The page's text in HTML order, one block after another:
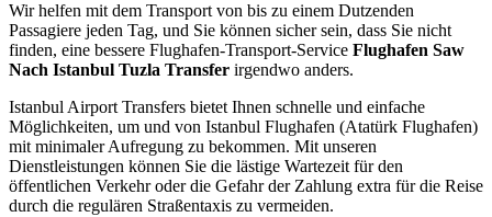
Wir helfen mit dem Transport von bis zu einem Dutzenden
Passagiere jeden Tag, und Sie können sicher sein, dass Sie nicht
finden, eine bessere Flughafen-Transport-Service Flughafen Saw
Nach Istanbul Tuzla Transfer irgendwo anders.
Istanbul Airport Transfers bietet Ihnen schnelle und einfache
Möglichkeiten, um und von Istanbul Flughafen (Atatürk Flughafen)
mit minimaler Aufregung zu bekommen. Mit unseren
Dienstleistungen können Sie die lästige Wartezeit für den
öffentlichen Verkehr oder die Gefahr der Zahlung extra für die Reise
durch die regulären Straßentaxis zu vermeiden.